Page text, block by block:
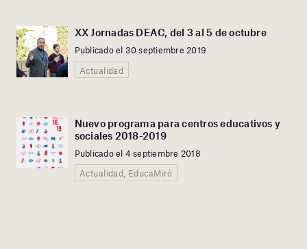
XX Jornadas DEAC, del 3 al 5 de octubre
Publicado el 30 septiembre 2019
Actualidad
Nuevo programa para centros educativos y
sociales 2018-2019
Publicado el 4 septiembre 2018
Actualidad, EducaMiró